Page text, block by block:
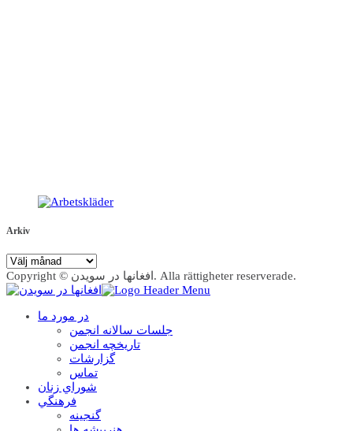
Arkiv
Arkiv
Copyright © افغانها در سویدن. Alla rättigheter reserverade.
در مورد ما
جلسات سالانه انجمن
تاریخچه انجمن
گزارشات
تماس
شوراي زنان
فرهنگي
گنجينه